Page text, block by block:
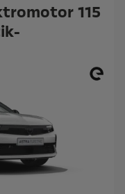
115